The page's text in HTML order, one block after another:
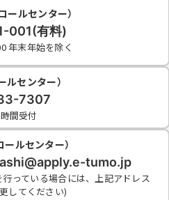
ールセンター）
001(有料)
年末年始を除く
ルセンター）
7307
間受付
ールセンター）
tumo.jp
っている場合には、上記アドレス
してください)